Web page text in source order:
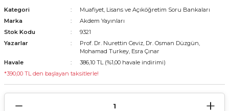
Kategori
Muafiyet, Lisans ve Açıköğretim Soru Bankaları
Marka
Akdem Yayınları
Stok Kodu
9321
Yazarlar
Prof. Dr. Nurettin Ceviz, Dr. Osman Düzgün,
Mohamad Turkey, Esra Çınar
Havale
386,10 TL (%1,00 havale indirimi)
*390,00 TL den başlayan taksitlerle!